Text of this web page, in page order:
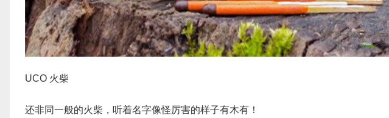
UCO 火柴
还非同一般的火柴，听着名字像怪厉害的样子有木有！